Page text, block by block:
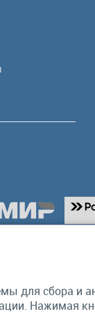
для сбора и
Нажимая